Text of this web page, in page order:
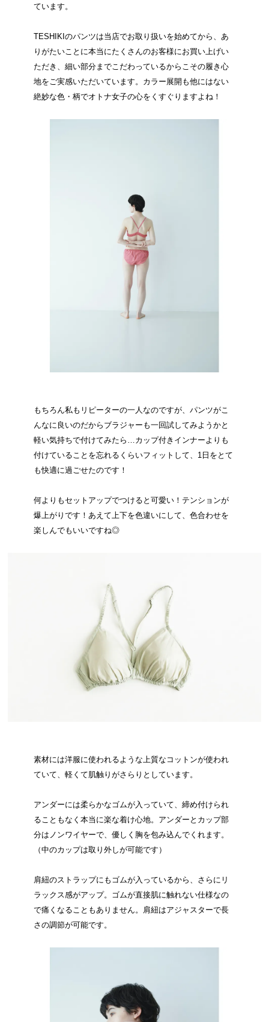
ています。
TESHIKIのパンツは当店でお取り扱いを始めてから、あ
りがたいことに本当にたくさんのお客様にお買い上げい
ただき、細い部分までこだわっているからこその履き心
地をご実感いただいています。カラー展開も他にはない
絶妙な色・柄でオトナ女子の心をくすぐりますよね！
もちろん私もリピーターの一人なのですが、パンツがこ
んなに良いのだからブラジャーも一回試してみようかと
軽い気持ちで付けてみたら…カップ付きインナーよりも
付けていることを忘れるくらいフィットして、1日をとて
も快適に過ごせたのです！
何よりもセットアップでつけると可愛い！テンションが
爆上がりです！あえて上下を色違いにして、色合わせを
楽しんでもいいですね◎
素材には洋服に使われるような上質なコットンが使われ
ていて、軽くて肌触りがさらりとしています。
アンダーには柔らかなゴムが入っていて、締め付けられ
ることもなく本当に楽な着け心地。アンダーとカップ部
分はノンワイヤーで、優しく胸を包み込んでくれます。
（中のカップは取り外しが可能です）
肩紐のストラップにもゴムが入っているから、さらにリ
ラックス感がアップ。ゴムが直接肌に触れない仕様なの
で痛くなることもありません。肩紐はアジャスターで長
さの調節が可能です。